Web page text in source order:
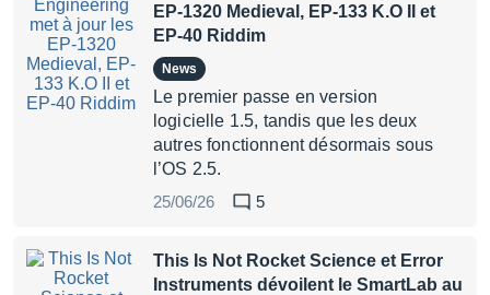
EP-1320 Medieval, EP-133 K.O II et
EP-40 Riddim
News
Le premier passe en version
logicielle 1.5, tandis que les deux
autres fonctionnent désormais sous
l’OS 2.5.
25/06/26
5
This Is Not Rocket Science et Error
Instruments dévoilent le SmartLab au